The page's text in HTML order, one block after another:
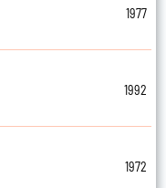
1977
1992
1972